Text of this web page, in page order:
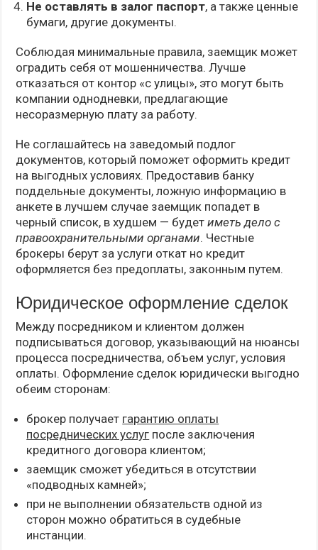
Не оставлять в залог паспорт, а также ценные
бумаги, другие документы.
Соблюдая минимальные правила, заемщик может
оградить себя от мошенничества. Лучше
отказаться от контор «с улицы», это могут быть
компании однодневки, предлагающие
несоразмерную плату за работу.
Не соглашайтесь на заведомый подлог
документов, который поможет оформить кредит
на выгодных условиях. Предоставив банку
поддельные документы, ложную информацию в
анкете в лучшем случае заемщик попадет в
черный список, в худшем — будетиметь дело с
правоохранительными органами. Честные
брокеры берут за услуги откат но кредит
оформляется без предоплаты, законным путем.
Юридическое оформление сделок
Между посредником и клиентом должен
подписываться договор, указывающий на нюансы
процесса посредничества, объем услуг, условия
оплаты. Оформление сделок юридически выгодно
обеим сторонам:
брокер получает гарантию оплаты
посреднических услуг после заключения
кредитного договора клиентом;
заемщик сможет убедиться в отсутствии
«подводных камней»;
при не выполнении обязательств одной из
сторон можно обратиться в судебные
инстанции.